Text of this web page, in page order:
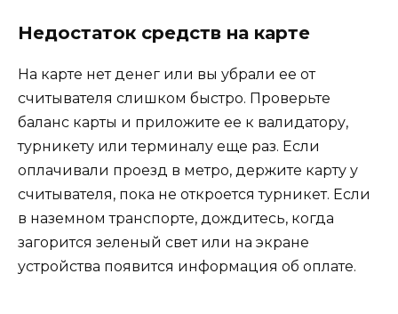
Недостаток средств на карте
На карте нет денег или вы убрали ее от
считывателя слишком быстро. Проверьте
баланс карты и приложите ее к валидатору,
турникету или терминалу еще раз. Если
оплачивали проезд в метро, держите карту у
считывателя, пока не откроется турникет. Если
в наземном транспорте, дождитесь, когда
загорится зеленый свет или на экране
устройства появится информация об оплате.